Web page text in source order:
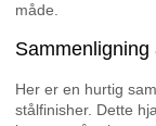
måde.
Her er en hurtig
stålfinisher. Dette